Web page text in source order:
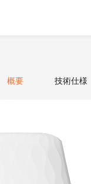
概要 技術仕様